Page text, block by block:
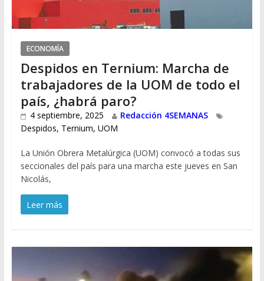
ECONOMÍA
Despidos en Ternium: Marcha de
trabajadores de la UOM de todo el
país, ¿habrá paro?
4 septiembre, 2025
Redacción 4SEMANAS
Despidos, Ternium, UOM
La Unión Obrera Metalúrgica (UOM) convocó a todas sus
seccionales del país para una marcha este jueves en San
Nicolás,
Leer más